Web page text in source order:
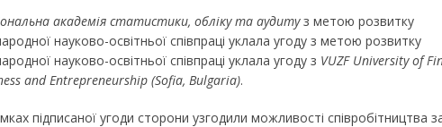
академія статистики, обліку та аудитуз метою розвитку
науково-освітньої співпраці уклала угоду з метою розвитку
науково-освітньої співпраці уклала угоду з VUZF University of
and Entrepreneurship (Sofia, Bulgaria).
підписаної угоди сторони узгодили можливості співробітництва